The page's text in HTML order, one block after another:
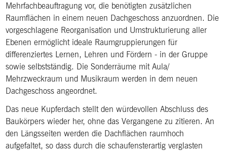
Mehrfachbeauftragung vor, die benötigten zusätzlichen
Raumflächen in einem neuen Dachgeschoss anzuordnen. Die
vorgeschlagene Reorganisation und Umstrukturierung aller
Ebenen ermöglicht ideale Raumgruppierungen für
differenziertes Lernen, Lehren und Fördern - in der Gruppe
sowie selbstständig. Die Sonderräume mit Aula/
Mehrzweckraum und Musikraum werden in dem neuen
Dachgeschoss angeordnet.
Das neue Kupferdach stellt den würdevollen Abschluss des
Baukörpers wieder her, ohne das Vergangene zu zitieren. An
den Längsseiten werden die Dachflächen raumhoch
aufgefaltet, so dass durch die schaufensterartig verglasten